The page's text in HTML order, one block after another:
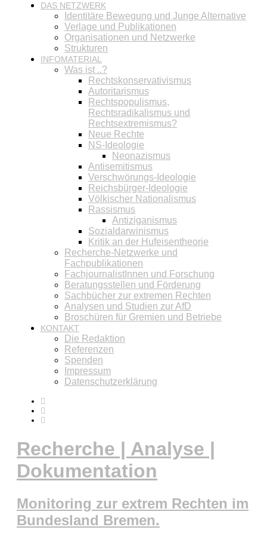
DAS NETZWERK
Identitäre Bewegung und Junge Alternative
Verlage und Publikationen
Organisationen und Netzwerke
Strukturen
INFOMATERIAL
Was ist ..?
Rechtskonservativismus
Autoritarismus
Rechtspopulismus,
Rechtsradikalismus und
Rechtsextremismus?
Neue Rechte
NS-Ideologie
Neonazismus
Antisemitismus
Verschwörungs-Ideologie
Reichsbürger-Ideologie
Völkischer Nationalismus
Rassismus
Antiziganismus
Sozialdarwinismus
Kritik an der Hufeisentheorie
Recherche-Netzwerke und
Fachpublikationen
FachjournalistInnen und Forschung
Beratungsstellen und Förderung
Sachbücher zur extremen Rechten
Analysen und Studien zur AfD
Broschüren für Gremien und Betriebe
KONTAKT
Die Redaktion
Referenzen
Spenden
Impressum
Datenschutzerklärung
Recherche | Analyse |
Dokumentation
Monitoring zur extrem Rechten im
Bundesland Bremen.